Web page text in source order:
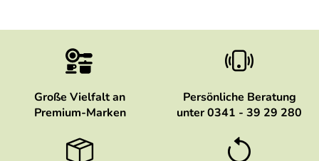
Große Vielfalt an
Premium-Marken
Persönliche Beratung
unter 0341 - 39 29 280